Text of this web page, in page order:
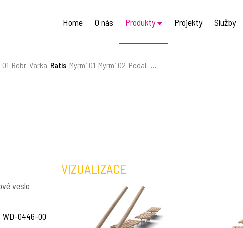
Home O nás Produkty Projekty Služby
Bobr Varka Ratis Myrmi 01 Myrmi 02 Pedal ...
veslo
WD-0446-00
VIZUALIZACE